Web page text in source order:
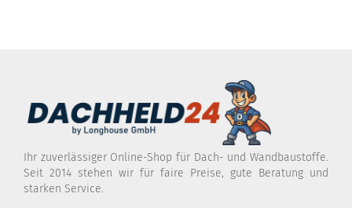
Ihr zuverlässiger Online-Shop für Dach- und Wandbaustoffe.
Seit 2014 stehen wir für faire Preise, gute Beratung und
starken Service.